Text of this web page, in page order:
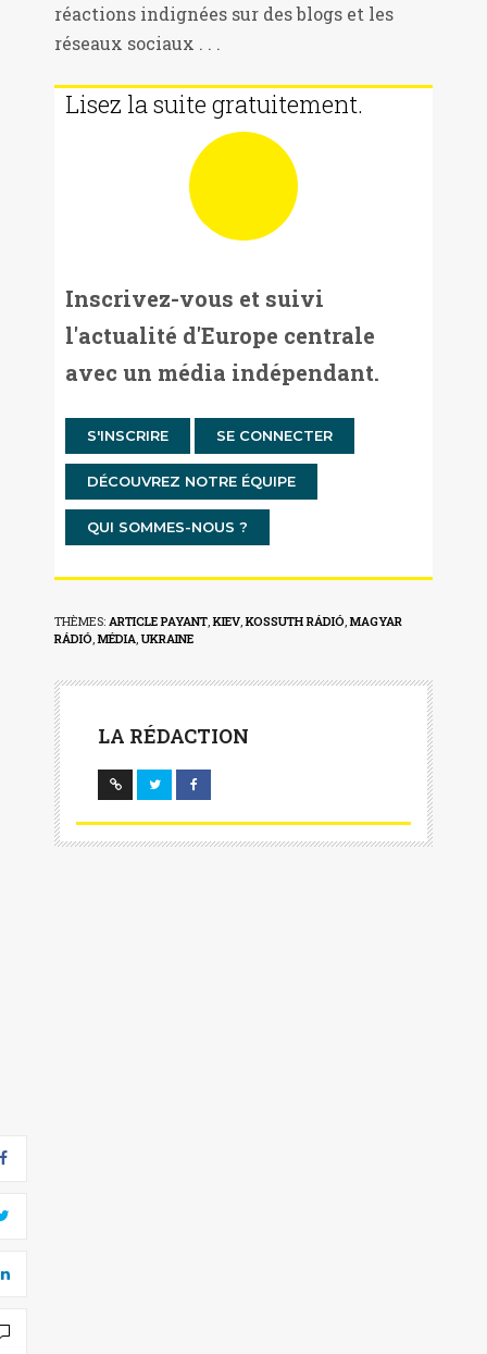
réactions indignées sur des blogs et les
réseaux sociaux . . .
Lisez la suite gratuitement.
Inscrivez-vous et suivi
l'actualité d'Europe centrale
avec un média indépendant.
S'INSCRIRE SE CONNECTER
DÉCOUVREZ NOTRE ÉQUIPE
QUI SOMMES-NOUS ?
THÈMES: ARTICLE PAYANT ,KIEV ,KOSSUTH RÁDIÓ ,MAGYAR
RÁDIÓ ,MÉDIA ,UKRAINE
LA RÉDACTION